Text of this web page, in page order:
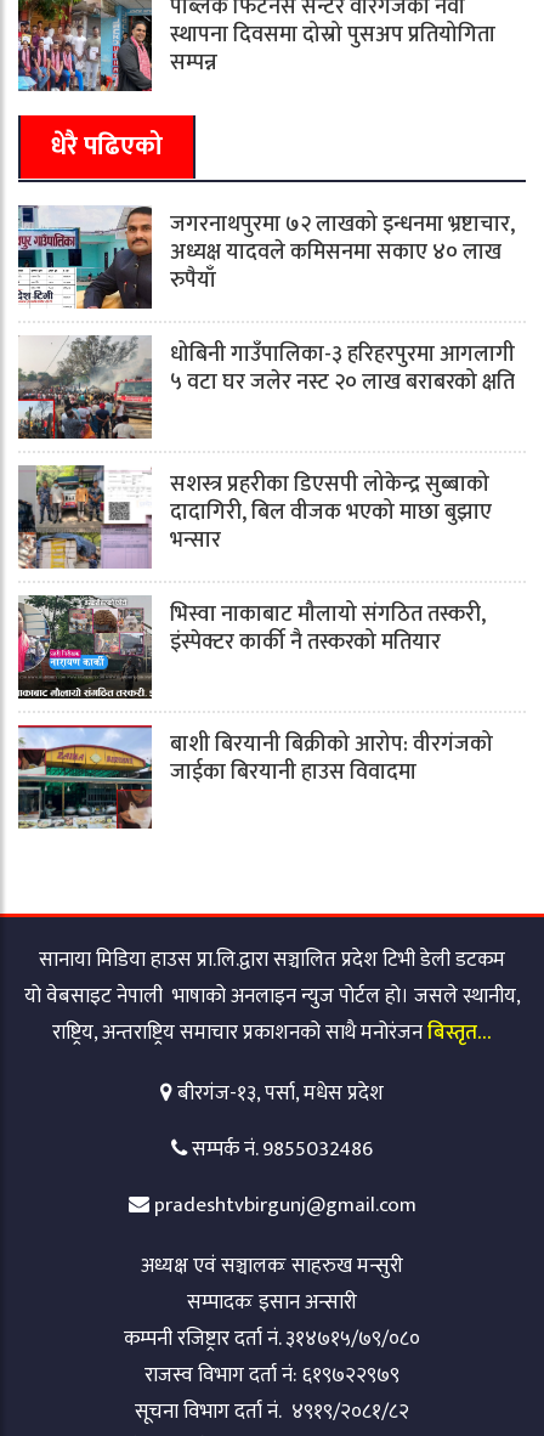
स्थापना दिवसमा दोस्रो पुसअप प्रतियोगिता
सम्पन्न
धेरै पढिएको
जगरनाथपुरमा ७२ लाखको इन्धनमा भ्रष्टाचार,
अध्यक्ष यादवले कमिसनमा सकाए ४० लाख
रुपैयाँ
धोबिनी गाउँपालिका-३ हरिहरपुरमा आगलागी
५ वटा घर जलेर नस्ट २० लाख बराबरको क्षति
सशस्त्र प्रहरीका डिएसपी लोकेन्द्र सुब्बाको
दादागिरी, बिल वीजक भएको माछा बुझाए
भन्सार
भिस्वा नाकाबाट मौलायो संगठित तस्करी,
इंस्पेक्टर कार्की नै तस्करको मतियार
बाशी बिरयानी बिक्रीको आरोप: वीरगंजको
जाईका बिरयानी हाउस विवादमा
सानाया मिडिया हाउस प्रा.लि.द्वारा सञ्चालित प्रदेश टिभी डेली डटकम
यो वेबसाइट नेपाली भाषाको अनलाइन न्युज पोर्टल हो। जसले स्थानीय,
राष्ट्रिय, अन्तराष्ट्रिय समाचार प्रकाशनको साथै मनोरंजनबिस्तृत…
बीरगंज-१३, पर्सा, मधेस प्रदेश
सम्पर्क नं. 9855032486
pradeshtvbirgunj@gmail.com
अध्यक्ष एवं सञ्चालकः साहरुख मन्सुरी
सम्पादकः इसान अन्सारी
कम्पनी रजिष्ट्रार दर्ता नं. ३१४७१५/७९/०८०
राजस्व विभाग दर्ता नं: ६१९७२२९७९
सूचना विभाग दर्ता नं. ४९१९/२०८१/८२